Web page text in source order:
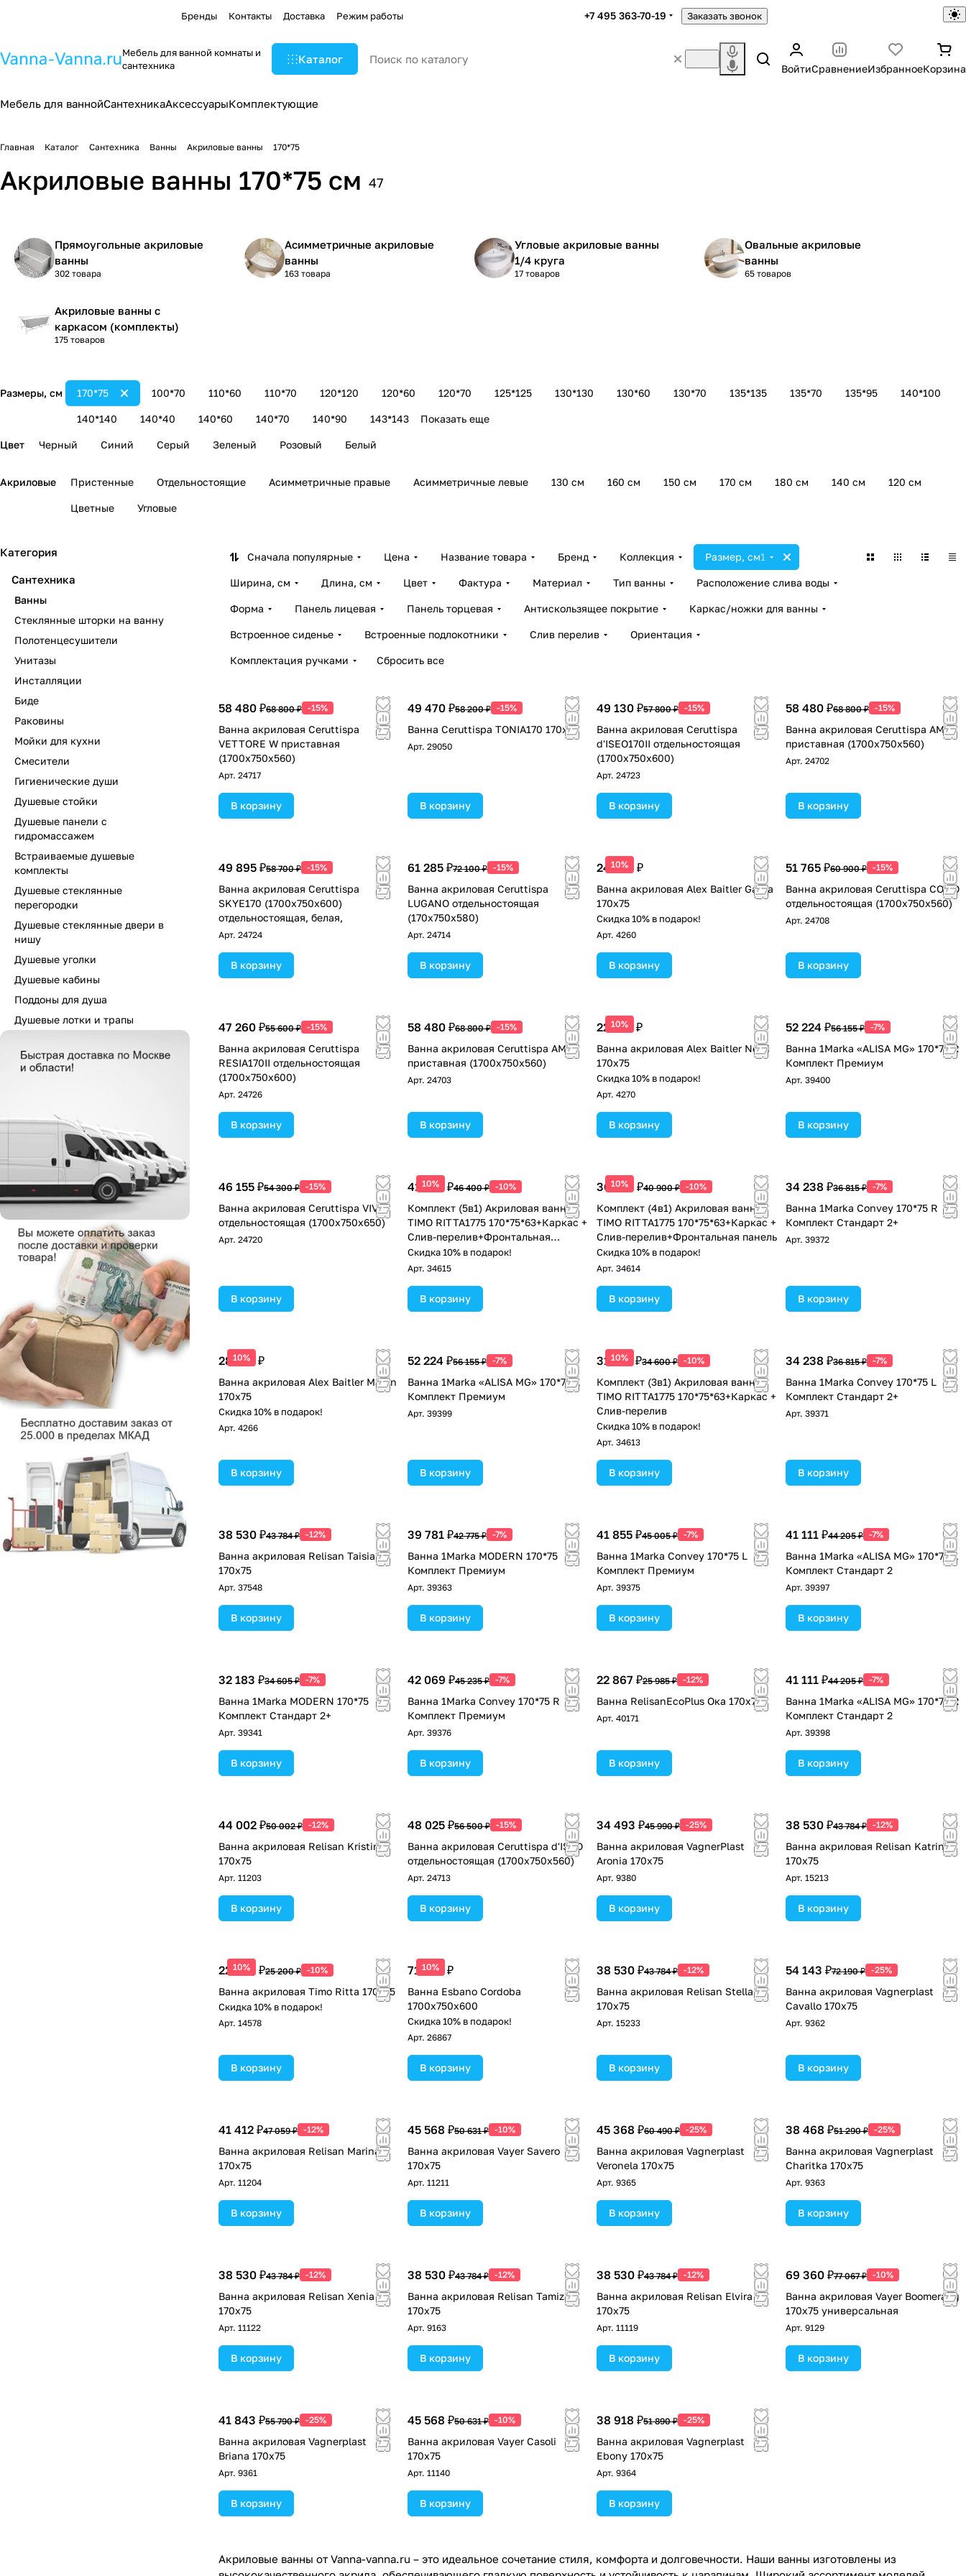
Бренды Контакты Доставка Режим работы +7 495 363-70-19 Заказать звонок
Мебель для ванной комнаты и
сантехника
Каталог
ВойтиСравнениеИзбранноеКорзина
Мебель для ваннойСантехникаАксессуарыКомплектующие
Главная Каталог Сантехника Ванны Акриловые ванны 170*75
Акриловые ванны 170*75 см 47
Прямоугольные акриловые
ванны
302 товара
Асимметричные акриловые
ванны
163 товара
Угловые акриловые ванны
1/4 круга
17 товаров
Овальные акриловые
ванны
65 товаров
Акриловые ванны с
каркасом (комплекты)
175 товаров
Размеры, см 100*70 110*60 110*70 120*120 120*60 120*70 125*125 130*130 130*60 130*70 135*135 135*70 135*95 140*100
140*140 140*40 140*60 140*70 140*90 143*143
170*75
Показать еще
Цвет Черный Синий Серый Зеленый Розовый Белый
Акриловые Пристенные Отдельностоящие Асимметричные правые Асимметричные левые 130 см 160 см 150 см 170 см 180 см 140 см 120 см
Цветные Угловые
Сначала популярные Цена Название товара Бренд Коллекция Размер, см1
Ширина, см Длина, см Цвет Фактура Материал Тип ванны Расположение слива воды
Форма Панель лицевая Панель торцевая Антискользящее покрытие Каркас/ножки для ванны
Встроенное сиденье Встроенные подлокотники Слив перелив Ориентация
Комплектация ручками Сбросить все
58 480 ₽68 800 ₽ -15%
Ванна акриловая Ceruttispa
VETTORE W приставная
(1700x750x560)
Арт. 24717
В корзину
49 470 ₽58 200 ₽ -15%
Ванна Ceruttispa TONIA170 170x75
Арт. 29050
В корзину
49 130 ₽57 800 ₽ -15%
Ванна акриловая Ceruttispa
d'ISEO170II отдельностоящая
(1700x750x600)
Арт. 24723
В корзину
58 480 ₽68 800 ₽ -15%
Ванна акриловая Ceruttispa AMI L
приставная (1700x750x560)
Арт. 24702
В корзину
49 895 ₽58 700 ₽ -15%
Ванна акриловая Ceruttispa
SKYE170 (1700x750x600)
отдельностоящая, белая,
Арт. 24724
В корзину
61 285 ₽72 100 ₽ -15%
Ванна акриловая Ceruttispa
LUGANO отдельностоящая
(170х750х580)
Арт. 24714
В корзину
10%
24 293 ₽
Ванна акриловая Alex Baitler Garda
170x75
Скидка 10% в подарок!
Арт. 4260
В корзину
51 765 ₽60 900 ₽ -15%
Ванна акриловая Ceruttispa COMO
отдельностоящая (1700x750x560)
Арт. 24708
В корзину
47 260 ₽55 600 ₽ -15%
Ванна акриловая Ceruttispa
RESIA170II отдельностоящая
(1700x750x600)
Арт. 24726
В корзину
58 480 ₽68 800 ₽ -15%
Ванна акриловая Ceruttispa AMI R
приставная (1700x750x560)
Арт. 24703
В корзину
10%
22 473 ₽
Ванна акриловая Alex Baitler Nemi
170x75
Скидка 10% в подарок!
Арт. 4270
В корзину
52 224 ₽56 155 ₽ -7%
Ванна 1Marka «ALISA MG» 170*75 R
Комплект Премиум
Арт. 39400
В корзину
46 155 ₽54 300 ₽ -15%
Ванна акриловая Ceruttispa VIVA
отдельностоящая (1700x750x650)
Арт. 24720
В корзину
10%
41 760 ₽46 400 ₽ -10%
Комплект (5в1) Акриловая ванна
TIMO RITTA1775 170*75*63+Каркас +
Слив-перелив+Фронтальная
панель+Торцевая панель
Скидка 10% в подарок!
Арт. 34615
В корзину
10%
36 810 ₽40 900 ₽ -10%
Комплект (4в1) Акриловая ванна
TIMO RITTA1775 170*75*63+Каркас +
Слив-перелив+Фронтальная панель
Скидка 10% в подарок!
Арт. 34614
В корзину
34 238 ₽36 815 ₽ -7%
Ванна 1Marka Convey 170*75 R
Комплект Стандарт 2+
Арт. 39372
В корзину
10%
28 655 ₽
Ванна акриловая Alex Baitler Madin
170x75
Скидка 10% в подарок!
Арт. 4266
В корзину
52 224 ₽56 155 ₽ -7%
Ванна 1Marka «ALISA MG» 170*75 L
Комплект Премиум
Арт. 39399
В корзину
10%
31 140 ₽34 600 ₽ -10%
Комплект (3в1) Акриловая ванна
TIMO RITTA1775 170*75*63+Каркас +
Слив-перелив
Скидка 10% в подарок!
Арт. 34613
В корзину
34 238 ₽36 815 ₽ -7%
Ванна 1Marka Convey 170*75 L
Комплект Стандарт 2+
Арт. 39371
В корзину
38 530 ₽43 784 ₽ -12%
Ванна акриловая Relisan Taisia
170x75
Арт. 37548
В корзину
39 781 ₽42 775 ₽ -7%
Ванна 1Marka MODERN 170*75
Комплект Премиум
Арт. 39363
В корзину
41 855 ₽45 005 ₽ -7%
Ванна 1Marka Convey 170*75 L
Комплект Премиум
Арт. 39375
В корзину
41 111 ₽44 205 ₽ -7%
Ванна 1Marka «ALISA MG» 170*75 L
Комплект Стандарт 2
Арт. 39397
В корзину
32 183 ₽34 605 ₽ -7%
Ванна 1Marka MODERN 170*75
Комплект Стандарт 2+
Арт. 39341
В корзину
42 069 ₽45 235 ₽ -7%
Ванна 1Marka Convey 170*75 R
Комплект Премиум
Арт. 39376
В корзину
22 867 ₽25 985 ₽ -12%
Ванна RelisanEcoPlus Ока 170х75
Арт. 40171
В корзину
41 111 ₽44 205 ₽ -7%
Ванна 1Marka «ALISA MG» 170*75 R
Комплект Стандарт 2
Арт. 39398
В корзину
44 002 ₽50 002 ₽ -12%
Ванна акриловая Relisan Kristina
170х75
Арт. 11203
В корзину
48 025 ₽56 500 ₽ -15%
Ванна акриловая Ceruttispa d'ISEO
отдельностоящая (1700x750x560)
Арт. 24713
В корзину
34 493 ₽45 990 ₽ -25%
Ванна акриловая VagnerPlast
Aronia 170х75
Арт. 9380
В корзину
38 530 ₽43 784 ₽ -12%
Ванна акриловая Relisan Katrin
170х75
Арт. 15213
В корзину
10%
22 680 ₽25 200 ₽ -10%
Ванна акриловая Timo Ritta 170x75
Скидка 10% в подарок!
Арт. 14578
В корзину
10%
71 400 ₽
Ванна Esbano Cordoba
1700x750x600
Скидка 10% в подарок!
Арт. 26867
В корзину
38 530 ₽43 784 ₽ -12%
Ванна акриловая Relisan Stella
170х75
Арт. 15233
В корзину
54 143 ₽72 190 ₽ -25%
Ванна акриловая Vagnerplast
Cavallo 170х75
Арт. 9362
В корзину
41 412 ₽47 059 ₽ -12%
Ванна акриловая Relisan Marina
170х75
Арт. 11204
В корзину
45 568 ₽50 631 ₽ -10%
Ванна акриловая Vayer Savero
170x75
Арт. 11211
В корзину
45 368 ₽60 490 ₽ -25%
Ванна акриловая Vagnerplast
Veronela 170х75
Арт. 9365
В корзину
38 468 ₽51 290 ₽ -25%
Ванна акриловая Vagnerplast
Charitka 170х75
Арт. 9363
В корзину
38 530 ₽43 784 ₽ -12%
Ванна акриловая Relisan Xenia
170х75
Арт. 11122
В корзину
38 530 ₽43 784 ₽ -12%
Ванна акриловая Relisan Tamiza
170x75
Арт. 9163
В корзину
38 530 ₽43 784 ₽ -12%
Ванна акриловая Relisan Elvira
170х75
Арт. 11119
В корзину
69 360 ₽77 067 ₽ -10%
Ванна акриловая Vayer Boomerang
170x75 универсальная
Арт. 9129
В корзину
41 843 ₽55 790 ₽ -25%
Ванна акриловая Vagnerplast
Briana 170х75
Арт. 9361
В корзину
45 568 ₽50 631 ₽ -10%
Ванна акриловая Vayer Casoli
170х75
Арт. 11140
В корзину
38 918 ₽51 890 ₽ -25%
Ванна акриловая Vagnerplast
Ebony 170х75
Арт. 9364
В корзину
Акриловые ванны от Vanna-vanna.ru – это идеальное сочетание стиля, комфорта и долговечности. Наши ванны изготовлены из
Категория
Сантехника
Ванны
Стеклянные шторки на ванну
Полотенцесушители
Унитазы
Инсталляции
Биде
Раковины
Мойки для кухни
Смесители
Гигиенические души
Душевые стойки
Душевые панели с
гидромассажем
Встраиваемые душевые
комплекты
Душевые стеклянные
перегородки
Душевые стеклянные двери в
нишу
Душевые уголки
Душевые кабины
Поддоны для душа
Душевые лотки и трапы